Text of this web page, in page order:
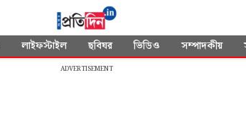
লাইফস্টাইল ছবিঘর ভিডিও সম্পাদকীয়
ADVERTISEMENT